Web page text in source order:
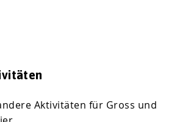
Aktivitäten für Gross und